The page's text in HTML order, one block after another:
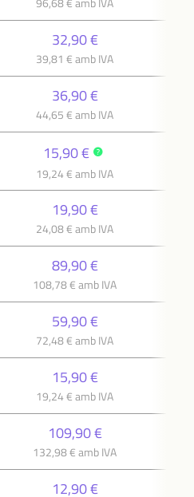
32,90 €
39,81 € amb IVA
36,90 €
44,65 € amb IVA
15,90 €
19,24 € amb IVA
19,90 €
24,08 € amb IVA
89,90 €
108,78 € amb IVA
59,90 €
72,48 € amb IVA
15,90 €
19,24 € amb IVA
109,90 €
132,98 € amb IVA
12,90 €